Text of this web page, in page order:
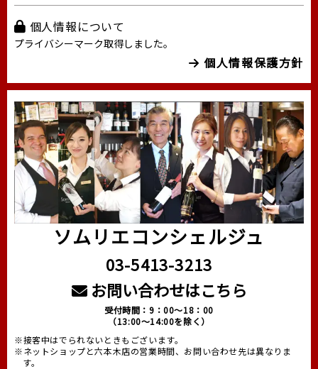
個人情報について
プライバシーマーク取得しました。
個人情報保護方針
ソムリエコンシェルジュ
03-5413-3213
お問い合わせはこちら
受付時間：9：00～18：00
（13:00～14:00を除く）
※接客中はでられないときもございます。
※ネットショップと六本木店の営業時間、お問い合わせ先は異なりま
す。